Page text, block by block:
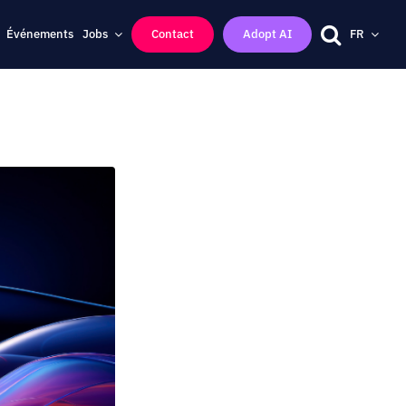
Événements Jobs Contact Adopt AI FR